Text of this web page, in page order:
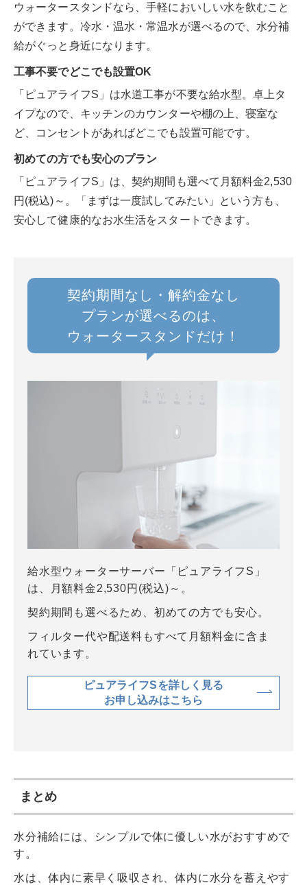
ウォータースタンドなら、手軽においしい水を飲むこと
ができます。冷水・温水・常温水が選べるので、水分補
給がぐっと身近になります。
工事不要でどこでも設置OK
「ピュアライフS」は水道工事が不要な給水型。卓上タ
イプなので、キッチンのカウンターや棚の上、寝室な
ど、コンセントがあればどこでも設置可能です。
初めての方でも安心のプラン
「ピュアライフS」は、契約期間も選べて月額料金2,530
円(税込)～。「まずは一度試してみたい」という方も、
安心して健康的なお水生活をスタートできます。
契約期間なし・解約金なし
プランが選べるのは、
ウォータースタンドだけ！
給水型ウォーターサーバー「ピュアライフS」
は、月額料金2,530円(税込)～。
契約期間も選べるため、初めての方でも安心。
フィルター代や配送料もすべて月額料金に含ま
れています。
ピュアライフSを詳しく見る
お申し込みはこちら
まとめ
水分補給には、シンプルで体に優しい水がおすすめで
す。
水は、体内に素早く吸収され、体内に水分を蓄えやす